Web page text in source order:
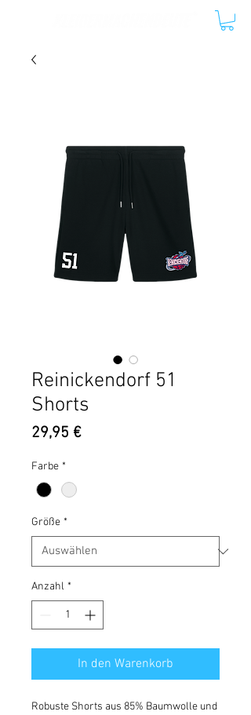
Reinickendorf 51
Shorts
29,95 €Preis
Farbe *
Größe *
Anzahl *
In den Warenkorb
Robuste Shorts aus 85% Baumwolle und